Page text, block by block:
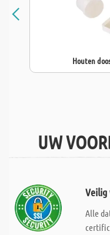
Houten
UW
Veilig
Alle